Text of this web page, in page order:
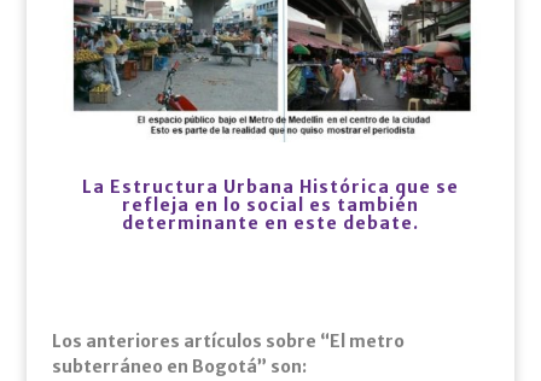
La Estructura Urbana Histórica que se
refleja en lo social es también
determinante en este debate.
Los anteriores artículos sobre “El metro
subterráneo en Bogotá” son: